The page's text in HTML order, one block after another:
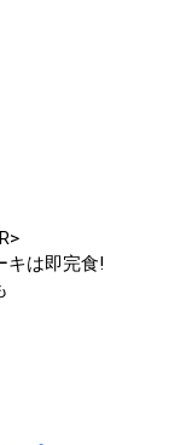
キは即完食!